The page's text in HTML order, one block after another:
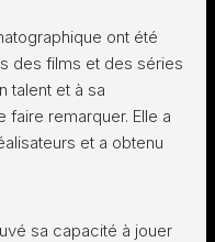
ont été
des films et des séries
talent et à sa
faire remarquer. Elle a
et a obtenu
sa capacité à jouer